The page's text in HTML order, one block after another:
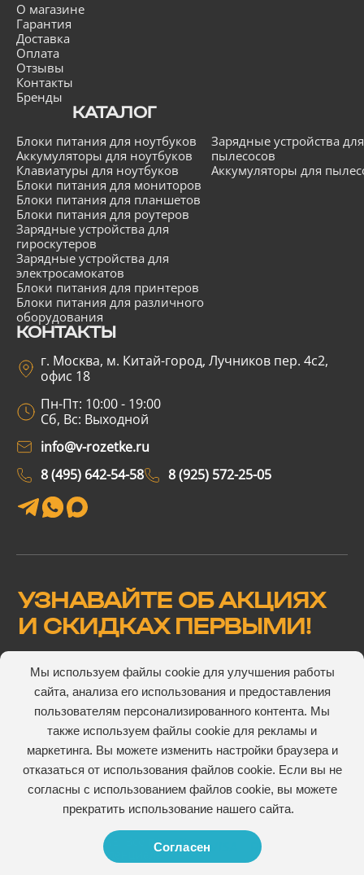
Мы используем файлы cookie для улучшения работы
сайта, анализа его использования и предоставления
пользователям персонализированного контента. Мы
также используем файлы cookie для рекламы и
маркетинга. Вы можете изменить настройки браузера и
отказаться от использования файлов cookie. Если вы не
согласны с использованием файлов cookie, вы можете
прекратить использование нашего сайта.
Согласен
О магазине
Гарантия
Доставка
Оплата
Отзывы
Контакты
Бренды
КАТАЛОГ
Блоки питания для ноутбуков
Аккумуляторы для ноутбуков
Клавиатуры для ноутбуков
Блоки питания для мониторов
Блоки питания для планшетов
Блоки питания для роутеров
Зарядные устройства для
гироскутеров
Зарядные устройства для
электросамокатов
Блоки питания для принтеров
Блоки питания для различного
оборудования
Зарядные устройства для
пылесосов
Аккумуляторы для
КОНТАКТЫ
г. Москва, м. Китай-город, Лучников пер. 4с2,
офис 18
Пн-Пт: 10:00 - 19:00
Сб, Вс: Выходной
info@v-rozetke.ru
8 (495) 642-54-58
8 (925) 572-25-05
УЗНАВАЙТЕ ОБ АКЦИЯХ
И СКИДКАХ ПЕРВЫМИ!
Подтверждаю, что ознакомлен(а) и согласен(а) с
пользовательского соглашения
© 2026 V-ROZETKE. Все права сайта защищены
Политика конфиденциальностиПубличная оферта